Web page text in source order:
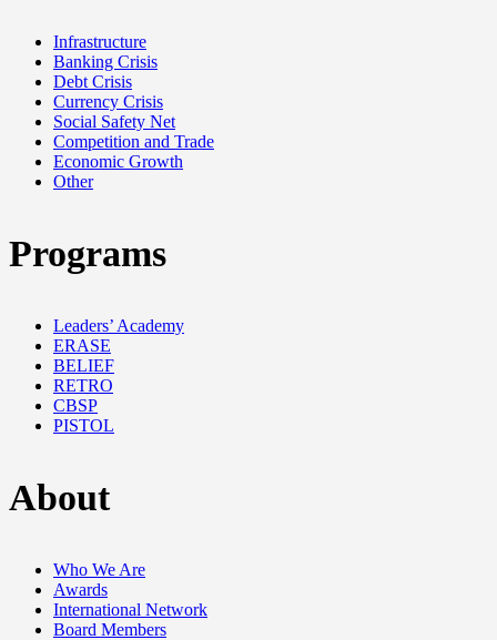
Infrastructure
Banking Crisis
Debt Crisis
Currency Crisis
Social Safety Net
Competition and Trade
Economic Growth
Other
Programs
Leaders’ Academy
ERASE
BELIEF
RETRO
CBSP
PISTOL
About
Who We Are
Awards
International Network
Board Members